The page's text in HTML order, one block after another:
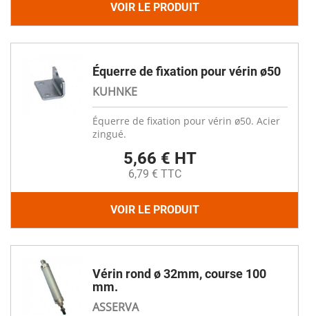
VOIR LE PRODUIT
Équerre de fixation pour vérin ø50
KUHNKE
Équerre de fixation pour vérin ø50. Acier
zingué.
5,66 € HT
6,79 € TTC
VOIR LE PRODUIT
Vérin rond ø 32mm, course 100
mm.
ASSERVA